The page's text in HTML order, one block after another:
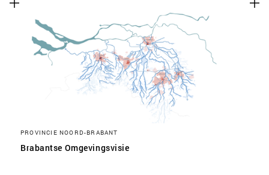
PROVINCIE NOORD-BRABANT
Brabantse Omgevingsvisie